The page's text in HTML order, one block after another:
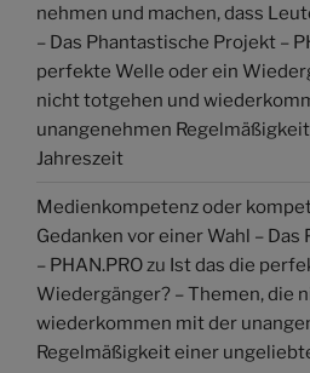
nehmen und machen, dass
– Das Phantastische Projekt –
perfekte Welle oder ein
nicht totgehen und
unangenehmen
Jahreszeit
Medienkompetenz oder
Gedanken vor einer Wahl –
– PHAN.PROzu Ist das die
Wiedergänger? – Themen, die
wiederkommen mit der
Regelmäßigkeit einer